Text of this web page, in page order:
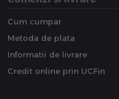
Cum cumpar
Metoda de plata
Informatii de livrare
Credit online prin UCFin